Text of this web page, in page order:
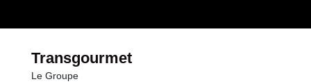
Transgourmet
Le Groupe